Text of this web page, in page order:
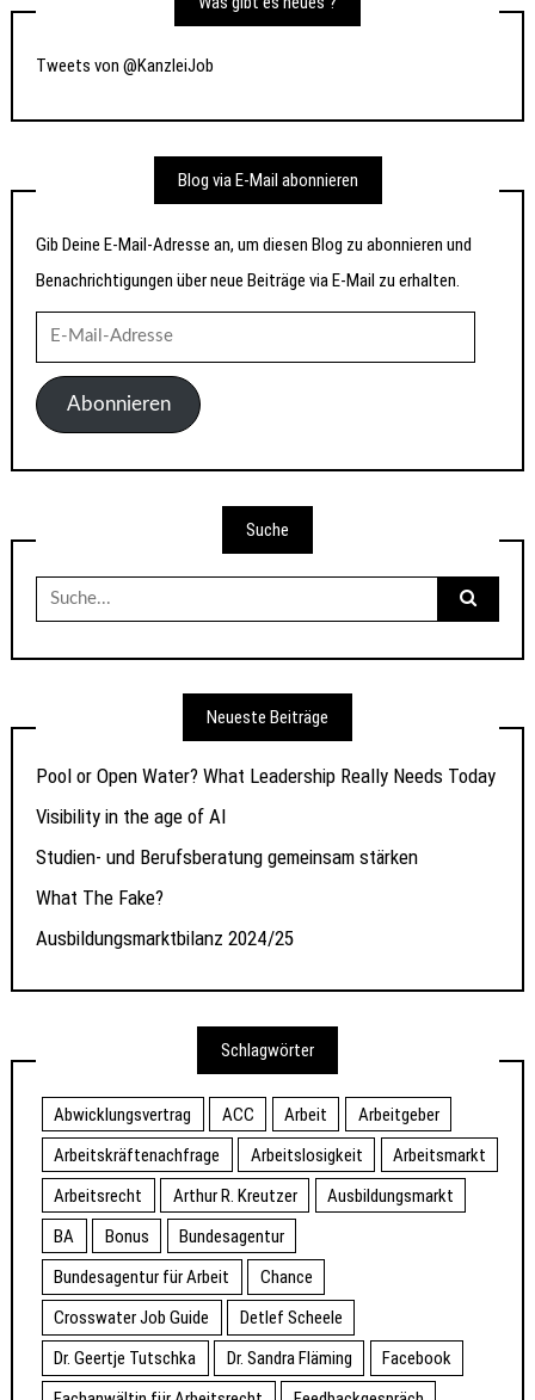
Tweets von @KanzleiJob
Blog via E-Mail abonnieren
Gib Deine E-Mail-Adresse an, um diesen Blog zu abonnieren und
Benachrichtigungen über neue Beiträge via E-Mail zu erhalten.
Mail-
AdresseAbonnieren
Suche
Suche
nach:
Neueste Beiträge
Pool or Open Water? What Leadership Really Needs Today
Visibility in the age of AI
Studien- und Berufsberatung gemeinsam stärken
What The Fake?
Ausbildungsmarktbilanz 2024/25
Schlagwörter
Abwicklungsvertrag ACC Arbeit
Arbeitgeber
Arbeitskräftenachfrage
Arbeitslosigkeit
Arbeitsmarkt
Arbeitsrecht
Arthur R. Kreutzer
Ausbildungsmarkt
BA
Bonus
Bundesagentur
Bundesagentur für Arbeit
Chance
Crosswater Job Guide
Detlef Scheele
Dr. Geertje Tutschka
Dr. Sandra Fläming
Facebook